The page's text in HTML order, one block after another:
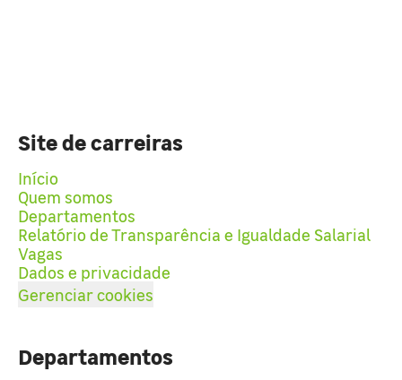
Site de carreiras
Início
Quem somos
Departamentos
Relatório de Transparência e Igualdade Salarial
Vagas
Dados e privacidade
Gerenciar cookies
Departamentos